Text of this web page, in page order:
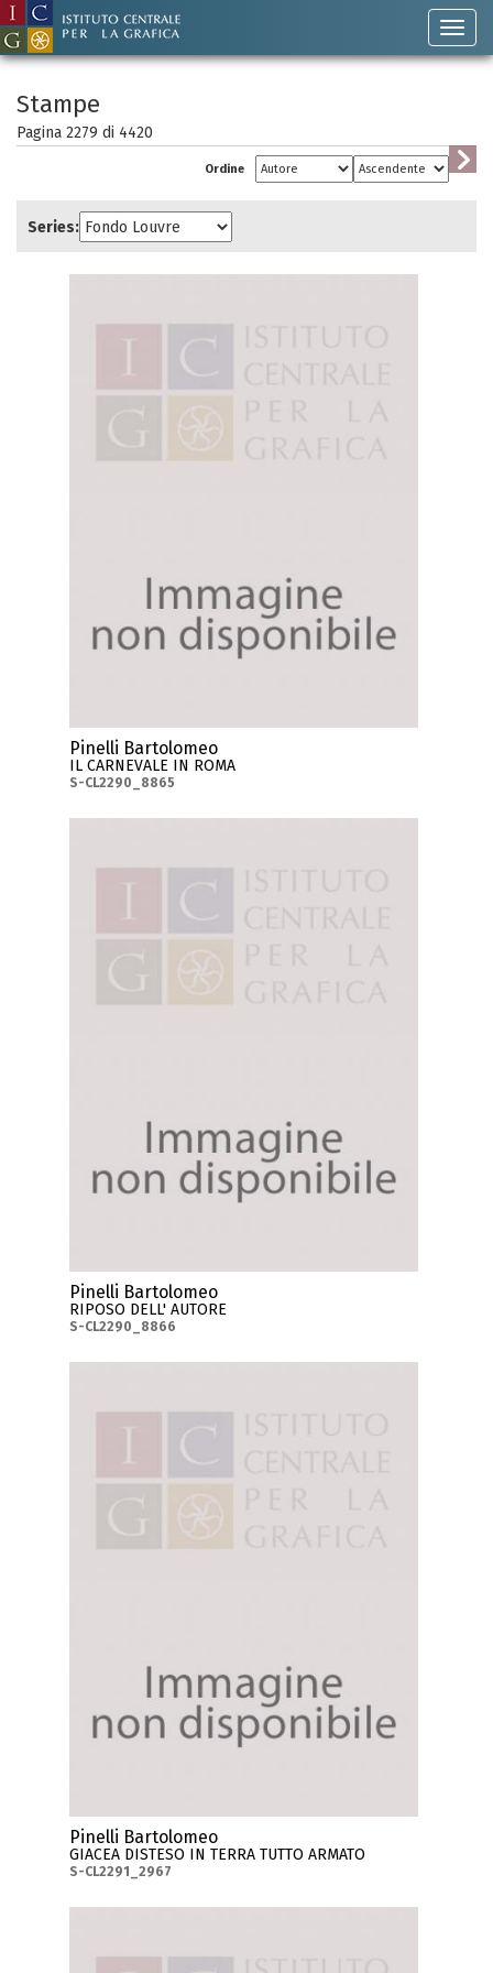
Stampe
Pagina 2279 di 4420
Ordine
Series:
Pinelli Bartolomeo
IL CARNEVALE IN ROMA
S-CL2290_8865
Pinelli Bartolomeo
RIPOSO DELL' AUTORE
S-CL2290_8866
Pinelli Bartolomeo
GIACEA DISTESO IN TERRA TUTTO ARMATO
S-CL2291_2967